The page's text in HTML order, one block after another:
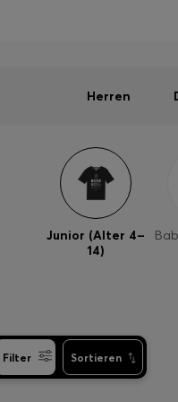
Herren
Junior (Alter 4–
14)
Filter Sortieren